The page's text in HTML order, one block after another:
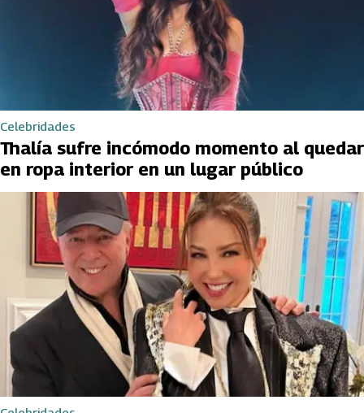
Celebridades
Thalía sufre incómodo momento al quedar
en ropa interior en un lugar público